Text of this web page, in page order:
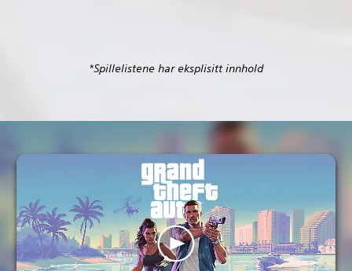
*Spillelistene har eksplisitt innhold